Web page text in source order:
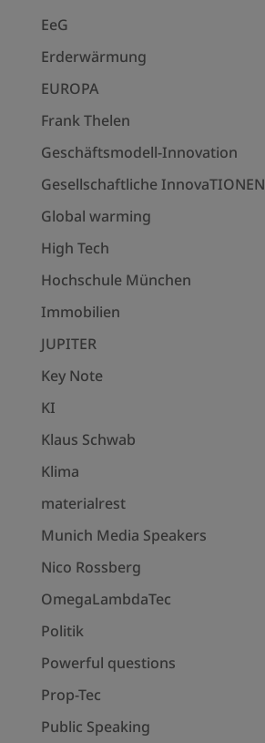
EeG
Erderwärmung
EUROPA
Frank Thelen
Geschäftsmodell-Innovation
Gesellschaftliche InnovaTIONEN
Global warming
High Tech
Hochschule München
Immobilien
JUPITER
Key Note
KI
Klaus Schwab
Klima
materialrest
Munich Media Speakers
Nico Rossberg
OmegaLambdaTec
Politik
Powerful questions
Prop-Tec
Public Speaking